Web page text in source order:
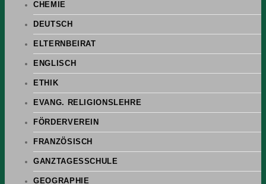
CHEMIE
DEUTSCH
ELTERNBEIRAT
ENGLISCH
ETHIK
EVANG. RELIGIONSLEHRE
FÖRDERVEREIN
FRANZÖSISCH
GANZTAGESSCHULE
GEOGRAPHIE